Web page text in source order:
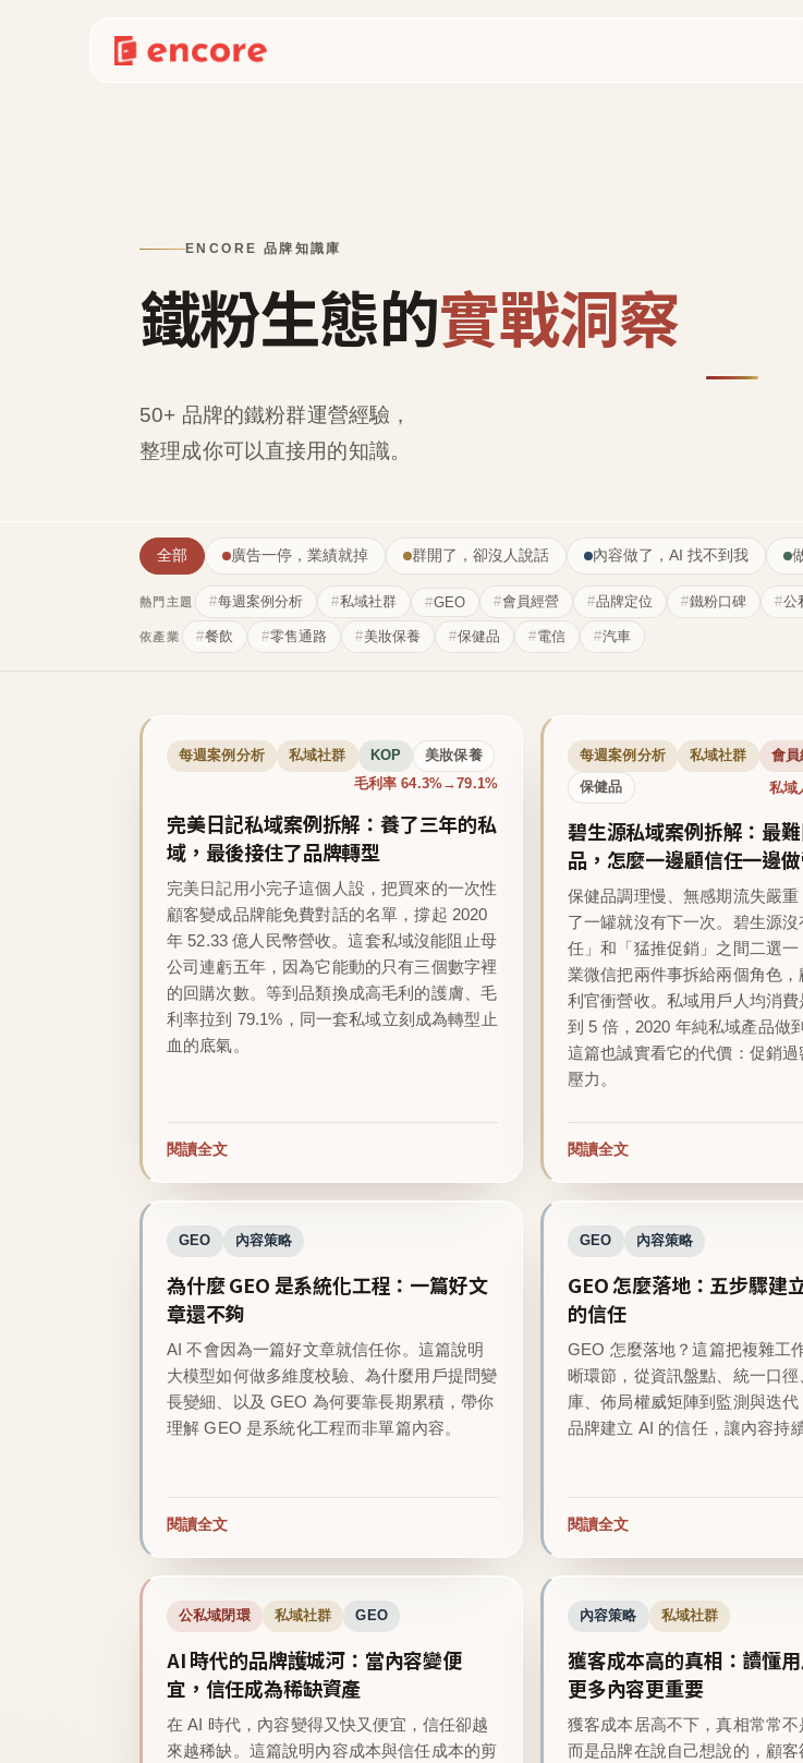
ENCORE 品牌知識庫
鐵粉生態的實戰洞察
50+ 品牌的鐵粉群運營經驗，
整理成你可以直接用的知識。
全部 廣告一停，業績就掉 群開了，卻沒人說話 內容做了，AI 找不到我
熱門主題 每週案例分析 私域社群 GEO 會員經營 品牌定位 鐵粉口碑 公
依產業 餐飲 零售通路 美妝保養 保健品 電信 汽車
每週案例分析 私域社群 KOP 美妝保養
毛利率 64.3%→79.1%
完美日記私域案例拆解：養了三年的私
域，最後接住了品牌轉型
完美日記用小完子這個人設，把買來的一次性
顧客變成品牌能免費對話的名單，撐起 2020
年 52.33 億人民幣營收。這套私域沒能阻止母
公司連虧五年，因為它能動的只有三個數字裡
的回購次數。等到品類換成高毛利的護膚、毛
利率拉到 79.1%，同一套私域立刻成為轉型止
血的底氣。
閱讀全文
每週案例分析 私域社群 會員
保健品 私域
碧生源私域案例拆解：最
品，怎麼一邊顧信任一邊
保健品調理慢、無感期流失嚴
了一罐就沒有下一次。碧生源
任」和「猛推促銷」之間二選一
業微信把兩件事拆給兩個角色
利官衝營收。私域用戶人均消
到 5 倍，2020 年純私域產品做
這篇也誠實看它的代價：促銷
壓力。
閱讀全文
GEO 內容策略
為什麼 GEO 是系統化工程：一篇好文
章還不夠
AI 不會因為一篇好文章就信任你。這篇說明
大模型如何做多維度校驗、為什麼用戶提問變
長變細、以及 GEO 為何要靠長期累積，帶你
理解 GEO 是系統化工程而非單篇內容。
閱讀全文
GEO 內容策略
GEO 怎麼落地：五步驟建
的信任
GEO 怎麼落地？這篇把複雜工
晰環節，從資訊盤點、統一口
庫、佈局權威矩陣到監測與迭
品牌建立 AI 的信任，讓內容持
閱讀全文
公私域閉環 私域社群 GEO
AI 時代的品牌護城河：當內容變便
宜，信任成為稀缺資產
在 AI 時代，內容變得又快又便宜，信任卻越
來越稀缺。這篇說明內容成本與信任成本的剪
內容策略 私域社群
獲客成本高的真相：讀懂
更多內容更重要
獲客成本居高不下，真相常常不
而是品牌在說自己想說的，顧客